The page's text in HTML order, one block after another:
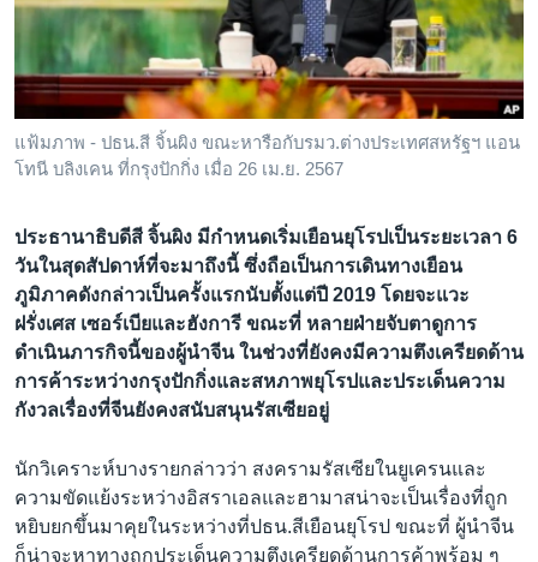
พอดคาสต์
ติดตามเรา
แฟ้มภาพ - ปธน.สี จิ้นผิง ขณะหารือกับรมว.ต่างประเทศสหรัฐฯ แอน
โทนี บลิงเคน ที่กรุงปักกิ่ง เมื่อ 26 เม.ย. 2567
ประธานาธิบดีสี จิ้นผิง มีกำหนดเริ่มเยือนยุโรปเป็นระยะเวลา 6
วันในสุดสัปดาห์ที่จะมาถึงนี้ ซึ่งถือเป็นการเดินทางเยือน
ภูมิภาคดังกล่าวเป็นครั้งแรกนับตั้งแต่ปี 2019 โดยจะแวะ
ฝรั่งเศส เซอร์เบียและฮังการี ขณะที่ หลายฝ่ายจับตาดูการ
ดำเนินภารกิจนี้ของผู้นำจีน ในช่วงที่ยังคงมีความตึงเครียดด้าน
การค้าระหว่างกรุงปักกิ่งและสหภาพยุโรปและประเด็นความ
กังวลเรื่องที่จีนยังคงสนับสนุนรัสเซียอยู่
นักวิเคราะห์บางรายกล่าวว่า สงครามรัสเซียในยูเครนและ
ความขัดแย้งระหว่างอิสราเอลและฮามาสน่าจะเป็นเรื่องที่ถูก
หยิบยกขึ้นมาคุยในระหว่างที่ปธน.สีเยือนยุโรป ขณะที่ ผู้นำจีน
ก็น่าจะหาทางถกประเด็นความตึงเครียดด้านการค้าพร้อม ๆ